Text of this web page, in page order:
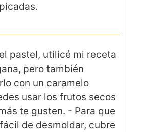
pastel, utilicé mi receta
pero también
con un caramelo
usar los frutos secos
te gusten. - Para que
de desmoldar, cubre